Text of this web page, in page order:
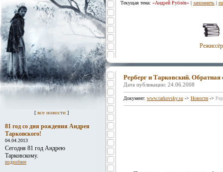
[ все новости ]
81 год со дня рождения Андрея
Тарковского!
04.04.2013
Сегодня 81 год Андрею
Тарковскому.
подробнее
Текущая тема: «Андрей Рублёв» | запомнить |
Режиссёр
Рерберг и Тарковский. Обратная
Дата публикации: 24.06.2008
Документ: www.tarkovsky.su -> Новости ->